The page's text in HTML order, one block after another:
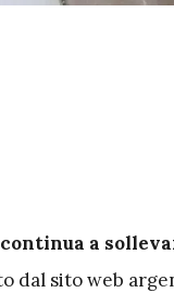
a
dal sito web